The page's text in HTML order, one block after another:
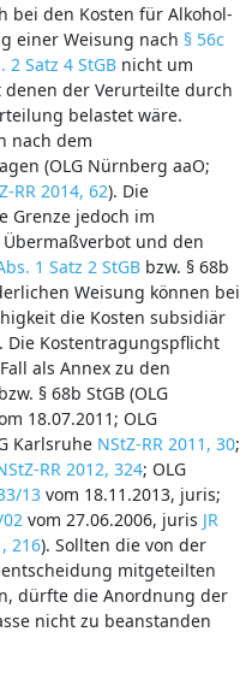
bei den Kosten für Alkohol-
einer Weisung nach § 56c
2 Satz 4 StGBnicht um
der Verurteilte durch
belastet wäre.
nach dem
(OLG Nürnberg aaO;
RR 2014, 62). Die
Grenze jedoch im
und den
1 Satz 2 StGBbzw. § 68b
Weisung können bei
die Kosten subsidiär
Die Kostentragungspflicht
als Annex zu den
§ 68b StGB (OLG
18.07.2011; OLG
Karlsruhe NStZ-RR 2011, 30;
RR 2012, 324; OLG
13vom 18.11.2013, juris;
vom 27.06.2006, juris JR
216). Sollten die von der
mitgeteilten
dürfte die Anordnung der
nicht zu beanstanden